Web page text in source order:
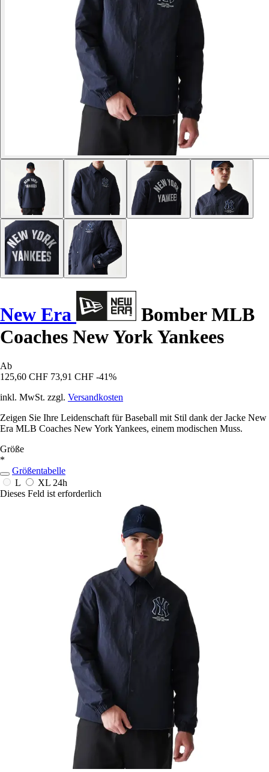
New Era
Bomber MLB
Coaches New York Yankees
Ab
125,60 CHF 73,91 CHF -41%
inkl. MwSt. zzgl. Versandkosten
Zeigen Sie Ihre Leidenschaft für Baseball mit Stil dank der Jacke New
Era MLB Coaches New York Yankees, einem modischen Muss.
Größe
*
Größentabelle
L
XL 24h
Dieses Feld ist erforderlich